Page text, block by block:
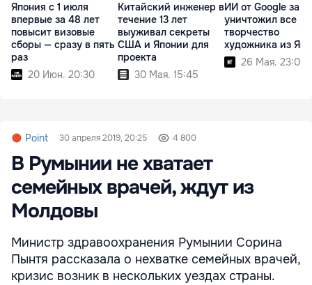
Япония с 1 июля
впервые за 48 лет
повысит визовые
сборы — сразу в пять
раз
20 Июн. 20:30
Китайский инженер в
течение 13 лет
выуживал секреты
США и Японии для
проекта
30 Мая. 15:45
ИИ от Google за
уничтожил все
творчество
художника из
26 Мая. 23:00
Point 30 апреля 2019, 20:25 4 800
В Румынии не хватает
семейных врачей, ждут из
Молдовы
Министр здравоохранения Румынии Сорина
Пынтя рассказала о нехватке семейных врачей,
кризис возник в нескольких уездах страны.